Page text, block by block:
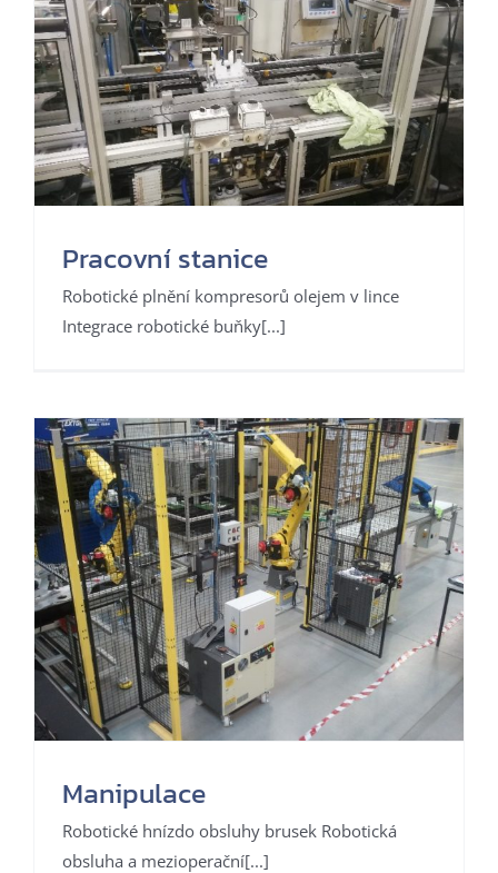
Pracovní stanice
Robotické plnění kompresorů olejem v lince
Integrace robotické buňky[...]
Manipulace
Robotické hnízdo obsluhy brusek Robotická
obsluha a mezioperační[...]